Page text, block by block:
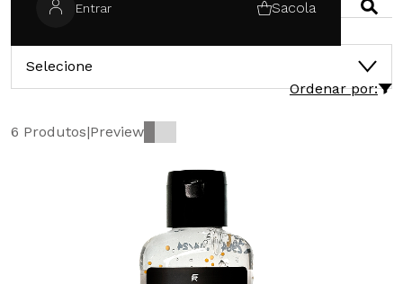
Entrar Sacola
Selecione
Ordenar por:
6 Produtos|Preview